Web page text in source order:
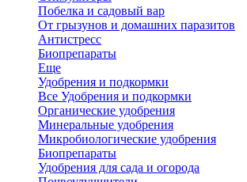
Побелка и садовый вар
От грызунов и домашних паразитов
Антистресс
Биопрепараты
Еще
Удобрения и подкормки
Все Удобрения и подкормки
Органические удобрения
Минеральные удобрения
Микробиологические удобрения
Биопрепараты
Удобрения для сада и огорода